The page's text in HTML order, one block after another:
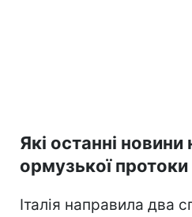
Які останні новини
ормузької протоки
Італія направила два